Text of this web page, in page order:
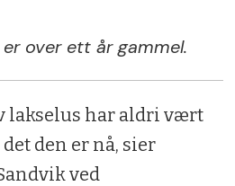
over ett år gammel.
lakselus har aldri vært
den er nå, sier
ved